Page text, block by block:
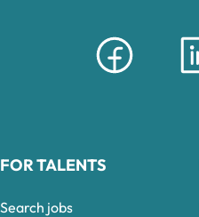
FOR TALENTS
Search jobs